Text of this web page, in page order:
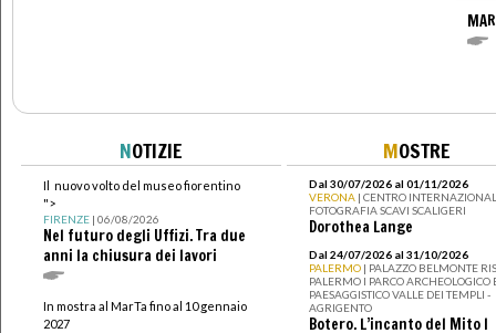
NOTIZIE
Il nuovo volto del museo fiorentino
">
FIRENZE| 06/08/2026
Nel futuro degli Uffizi. Tra due
anni la chiusura dei lavori
In mostra al MarTa fino al 10 gennaio
2027
MOSTRE
Dal 30/07/2026 al 01/11/2026
VERONA | CENTRO
FOTOGRAFIA SCAVI SCALIGERI
Dorothea Lange
Dal 24/07/2026 al 31/10/2026
PALERMO | PALAZZO BELMONTE
PALERMO I PARCO ARCHEOLOGICO
PAESAGGISTICO VALLE DEI TEMPLI -
AGRIGENTO
Botero. L’incanto del Mito I